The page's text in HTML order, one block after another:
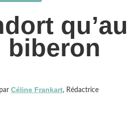
biberon
Céline Frankart, Rédactrice